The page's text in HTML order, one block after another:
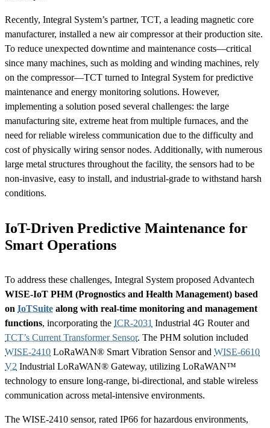
Recently, Integral System’s partner, TCT, a leading magnetic core
manufacturer, installed a new air compressor at their production site.
To reduce unexpected downtime and maintenance costs—critical
since many machines, such as molding and winding machines, rely
on the compressor—TCT turned to Integral System for predictive
maintenance and energy monitoring solutions. However,
implementing a solution posed several challenges: the large
manufacturing site, extreme heat from multiple furnaces, and the
need for reliable wireless communication due to the difficulty and
cost of physically wiring sensor nodes. Additionally, with numerous
large metal structures throughout the facility, the sensors had to be
non-invasive, easy to install, and industrial-grade to withstand harsh
conditions.
IoT-Driven Predictive Maintenance for
Smart Operations
To address these challenges, Integral System proposed Advantech
WISE-IoT PHM (Prognostics and Health Management) based
on IoTSuite along with real-time monitoring and management
functions, incorporating the ICR-2031 Industrial 4G Router and
TCT’s Current Transformer Sensor. The PHM solution included
WISE-2410 LoRaWAN® Smart Vibration Sensor and WISE-6610
V2 Industrial LoRaWAN® Gateway, utilizing LoRaWAN™
technology to ensure long-range, bi-directional, and stable wireless
communication across metal-intensive environments.
The WISE-2410 sensor, rated IP66 for hazardous environments,